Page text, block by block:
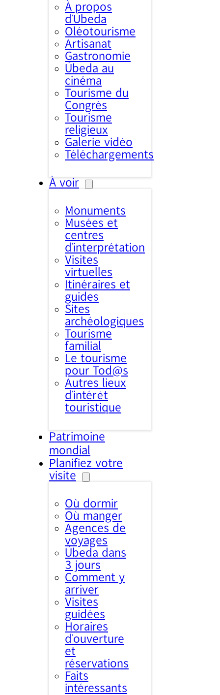
À propos
d’Úbeda
Oléotourisme
Artisanat
Gastronomie
Úbeda au
cinéma
Tourisme du
Congrès
Tourisme
religieux
Galerie vidéo
Téléchargements
À voir
Monuments
Musées et
centres
d’interprétation
Visites
virtuelles
Itinéraires et
guides
Sites
archéologiques
Tourisme
familial
Le tourisme
pour Tod@s
Autres lieux
d'intérêt
touristique
Patrimoine
mondial
Planifiez votre
visite
Où dormir
Où manger
Agences de
voyages
Úbeda dans
3 jours
Comment y
arriver
Visites
guidées
Horaires
d’ouverture
et
réservations
Faits
intéressants